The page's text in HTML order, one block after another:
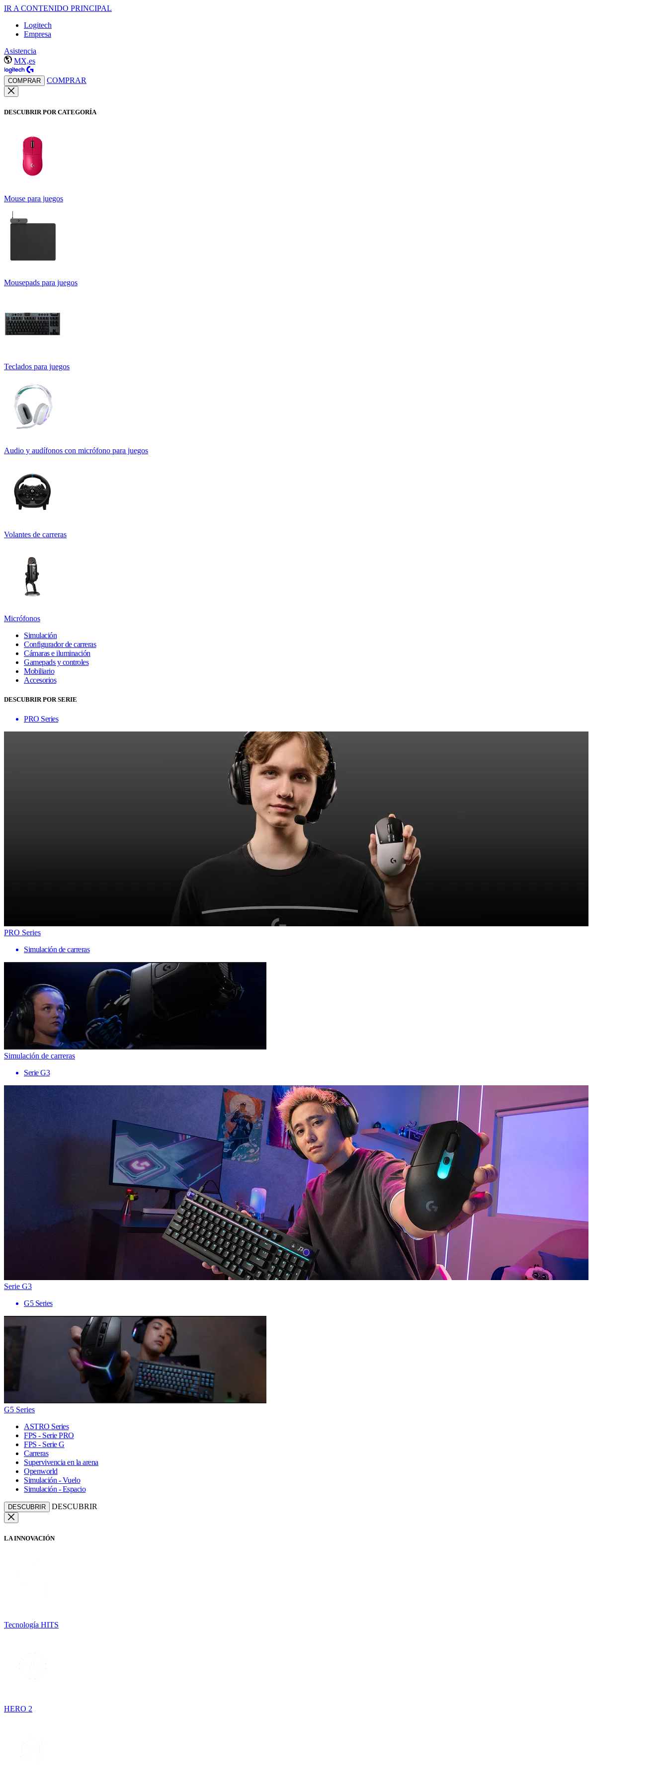
IR A CONTENIDO PRINCIPAL
Logitech
Empresa
Asistencia
MX,es
COMPRAR COMPRAR
DESCUBRIR POR CATEGORÍA
Mouse para juegos
Mousepads para juegos
Teclados para juegos
Audio y audífonos con micrófono para juegos
Volantes de carreras
Micrófonos
Simulación
Configurador de carreras
Cámaras e iluminación
Gamepads y controles
Mobiliario
Accesorios
DESCUBRIR POR SERIE
PRO Series
PRO Series
Simulación de carreras
Simulación de carreras
Serie G3
Serie G3
G5 Series
G5 Series
ASTRO Series
FPS - Serie PRO
FPS - Serie G
Carreras
Supervivencia en la arena
Openworld
Simulación - Vuelo
Simulación - Espacio
DESCUBRIR DESCUBRIR
LA INNOVACIÓN
Tecnología HITS
HERO 2